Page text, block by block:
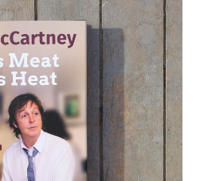
–
Die
Gefahr
des
gelben
Auges